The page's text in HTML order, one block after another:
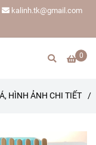
kalinh.tk@gmail.com
0
HÌNH ẢNH CHI TIẾT /